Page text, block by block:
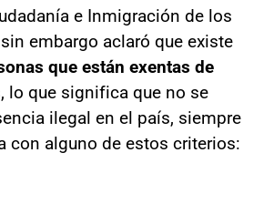
e Inmigración de los
embargo aclaró que existe
que están exentas de
, lo que significa que no se
ilegal en el país, siempre
con alguno de estos criterios: